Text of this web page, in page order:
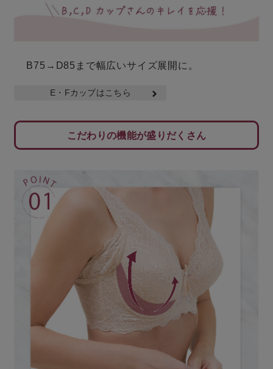
B75→D85まで幅広いサイズ展開に。
E・Fカップはこちら
こだわりの機能が盛りだくさん